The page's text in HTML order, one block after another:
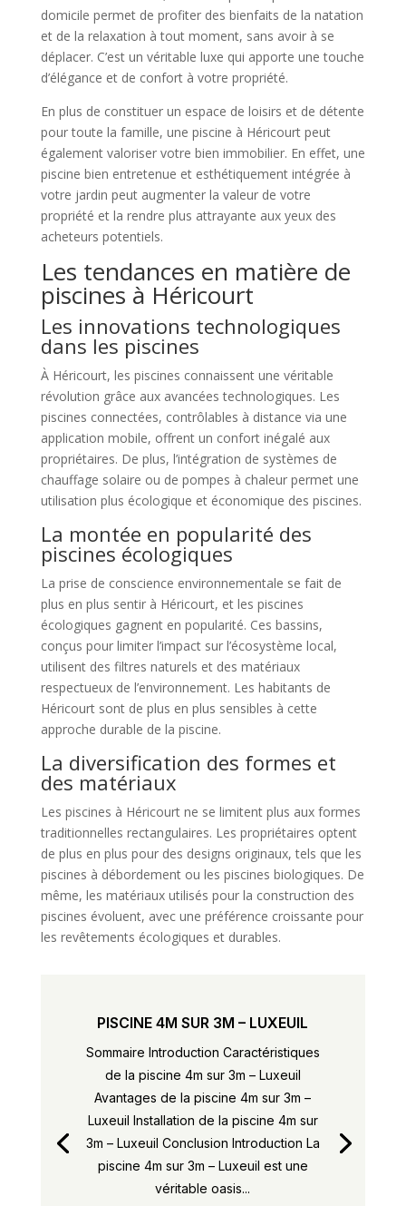
domicile permet de profiter des bienfaits de la natation
et de la relaxation à tout moment, sans avoir à se
déplacer. C’est un véritable luxe qui apporte une touche
d’élégance et de confort à votre propriété.
En plus de constituer un espace de loisirs et de détente
pour toute la famille, une piscine à Héricourt peut
également valoriser votre bien immobilier. En effet, une
piscine bien entretenue et esthétiquement intégrée à
votre jardin peut augmenter la valeur de votre
propriété et la rendre plus attrayante aux yeux des
acheteurs potentiels.
Les tendances en matière de
piscines à Héricourt
Les innovations technologiques
dans les piscines
À Héricourt, les piscines connaissent une véritable
révolution grâce aux avancées technologiques. Les
piscines connectées, contrôlables à distance via une
application mobile, offrent un confort inégalé aux
propriétaires. De plus, l’intégration de systèmes de
chauffage solaire ou de pompes à chaleur permet une
utilisation plus écologique et économique des piscines.
La montée en popularité des
piscines écologiques
La prise de conscience environnementale se fait de
plus en plus sentir à Héricourt, et les piscines
écologiques gagnent en popularité. Ces bassins,
conçus pour limiter l’impact sur l’écosystème local,
utilisent des filtres naturels et des matériaux
respectueux de l’environnement. Les habitants de
Héricourt sont de plus en plus sensibles à cette
approche durable de la piscine.
La diversification des formes et
des matériaux
Les piscines à Héricourt ne se limitent plus aux formes
traditionnelles rectangulaires. Les propriétaires optent
de plus en plus pour des designs originaux, tels que les
piscines à débordement ou les piscines biologiques. De
même, les matériaux utilisés pour la construction des
piscines évoluent, avec une préférence croissante pour
les revêtements écologiques et durables.
PISCINE 4M SUR 3M – LUXEUIL
Sommaire Introduction Caractéristiques
de la piscine 4m sur 3m – Luxeuil
Avantages de la piscine 4m sur 3m –
Luxeuil Installation de la piscine 4m sur
3m – Luxeuil Conclusion Introduction La
piscine 4m sur 3m – Luxeuil est une
véritable oasis...